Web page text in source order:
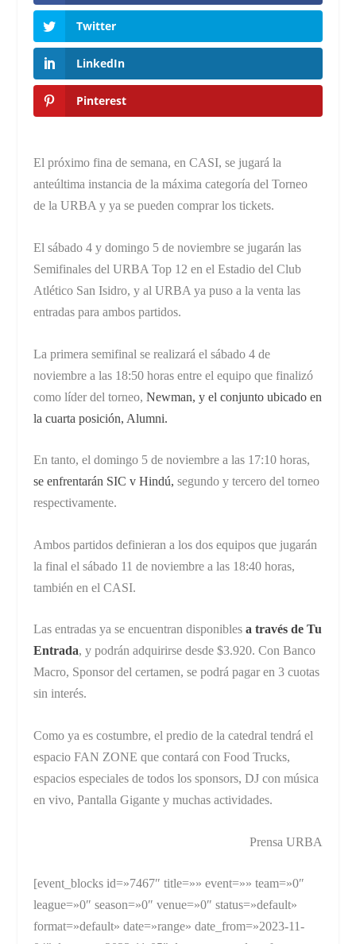
Twitter
LinkedIn
Pinterest
El próximo fina de semana, en CASI, se jugará la
anteúltima instancia de la máxima categoría del Torneo
de la URBA y ya se pueden comprar los tickets.
El sábado 4 y domingo 5 de noviembre se jugarán las
Semifinales del URBA Top 12 en el Estadio del Club
Atlético San Isidro, y al URBA ya puso a la venta las
entradas para ambos partidos.
La primera semifinal se realizará el sábado 4 de
noviembre a las 18:50 horas entre el equipo que finalizó
como líder del torneo,Newman, y el conjunto ubicado en
la cuarta posición, Alumni.
En tanto, el domingo 5 de noviembre a las 17:10 horas,
se enfrentarán SIC v Hindú, segundo y tercero del torneo
respectivamente.
Ambos partidos definieran a los dos equipos que jugarán
la final el sábado 11 de noviembre a las 18:40 horas,
también en el CASI.
Las entradas ya se encuentran disponiblesa través de Tu
Entrada, y podrán adquirirse desde $3.920. Con Banco
Macro, Sponsor del certamen, se podrá pagar en 3 cuotas
sin interés.
Como ya es costumbre, el predio de la catedral tendrá el
espacio FAN ZONE que contará con Food Trucks,
espacios especiales de todos los sponsors, DJ con música
en vivo, Pantalla Gigante y muchas actividades.
Prensa URBA
[event_blocks id=»7467″ title=»» event=»» team=»0″
league=»0″ season=»0″ venue=»0″ status=»default»
format=»default» date=»range» date_from=»2023-11-